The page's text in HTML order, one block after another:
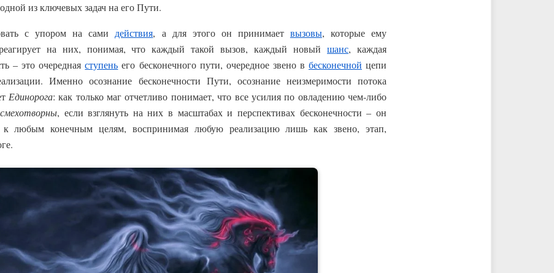
из ключевых задач на его Пути.
с упором на самидействия, а для этого он принимает вызовы, которые ему
на них, понимая, что каждый такой вызов, каждый новыйшанс, каждая
– это очереднаяступень его бесконечного пути, очередное звено в бесконечной цепи
Именно осознание бесконечности Пути, осознание неизмеримости потока
Единорога: как только маг отчетливо понимает, что все усилия по овладению чем-либо
смехотворны, если взглянуть на них в масштабах и перспективах бесконечности – он
к любым конечным целям, воспринимая любую реализацию лишь как звено, этап,